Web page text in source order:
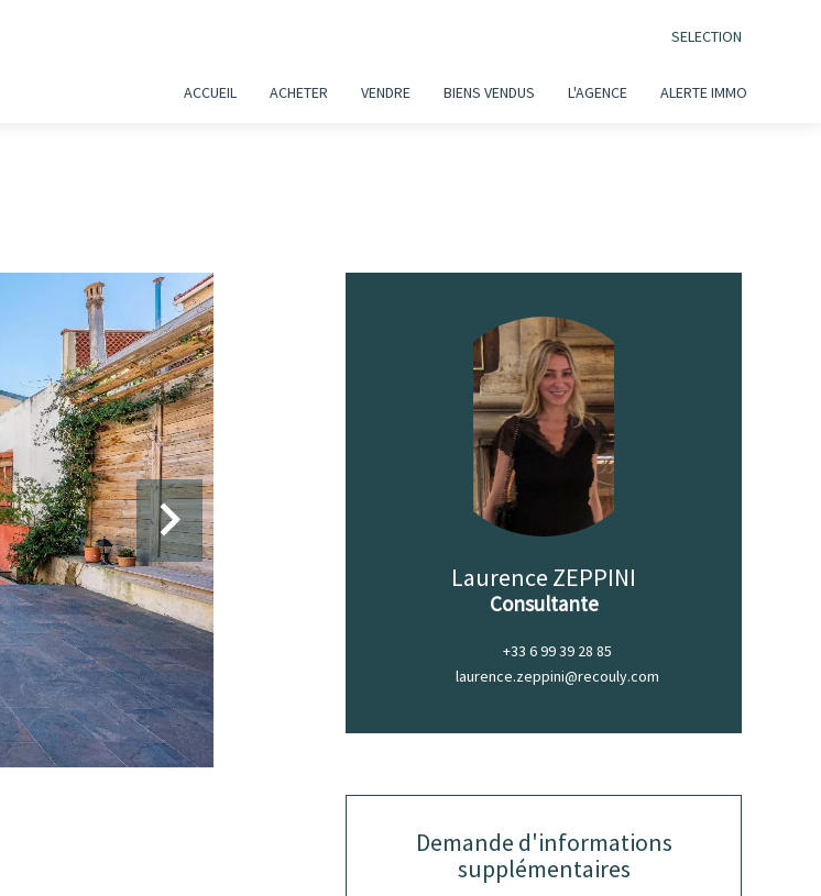
SELECTION
ACCUEIL ACHETER VENDRE BIENS VENDUS L'AGENCE ALERTE IMMO
Laurence ZEPPINI
Consultante
+33 6 99 39 28 85
laurence.zeppini@recouly.com
Demande d'informations
supplémentaires